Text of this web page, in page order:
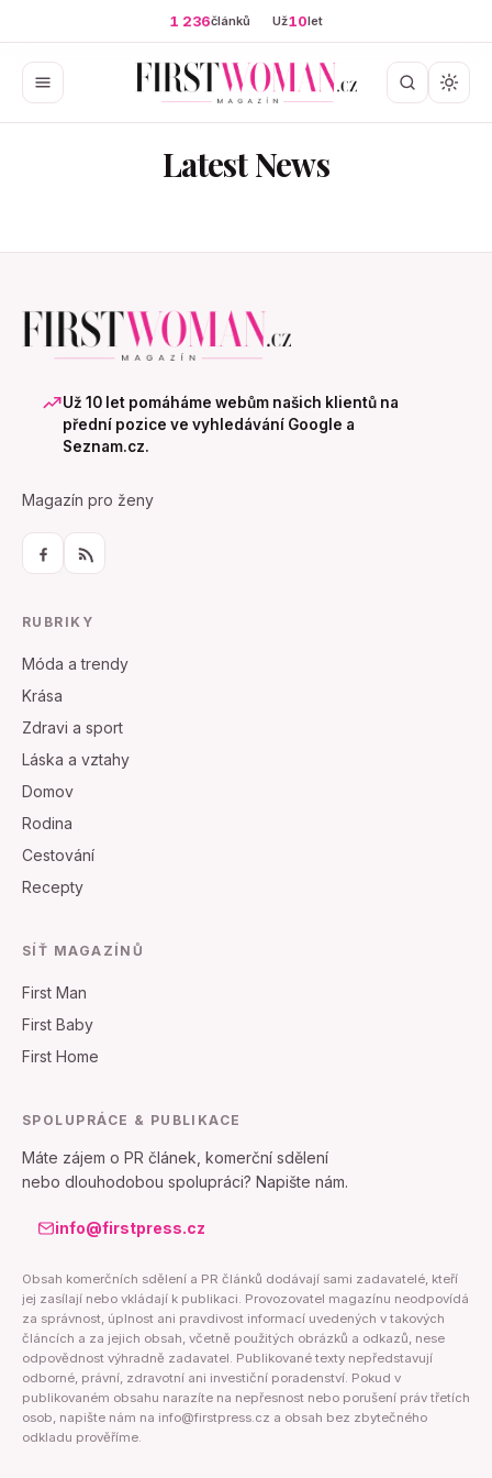
1 236článků Už10let
Latest News
Už 10 let pomáháme webům našich klientů na
přední pozice ve vyhledávání Google a
Seznam.cz.
Magazín pro ženy
RUBRIKY
Móda a trendy
Krása
Zdravi a sport
Láska a vztahy
Domov
Rodina
Cestování
Recepty
SÍŤ MAGAZÍNŮ
First Man
First Baby
First Home
SPOLUPRÁCE & PUBLIKACE
Máte zájem o PR článek, komerční sdělení
nebo dlouhodobou spolupráci? Napište nám.
info@firstpress.cz
Obsah komerčních sdělení a PR článků dodávají sami zadavatelé, kteří
jej zasílají nebo vkládají k publikaci. Provozovatel magazínu neodpovídá
za správnost, úplnost ani pravdivost informací uvedených v takových
článcích a za jejich obsah, včetně použitých obrázků a odkazů, nese
odpovědnost výhradně zadavatel. Publikované texty nepředstavují
odborné, právní, zdravotní ani investiční poradenství. Pokud v
publikovaném obsahu narazíte na nepřesnost nebo porušení práv třetích
osob, napište nám na info@firstpress.cz a obsah bez zbytečného
odkladu prověříme.